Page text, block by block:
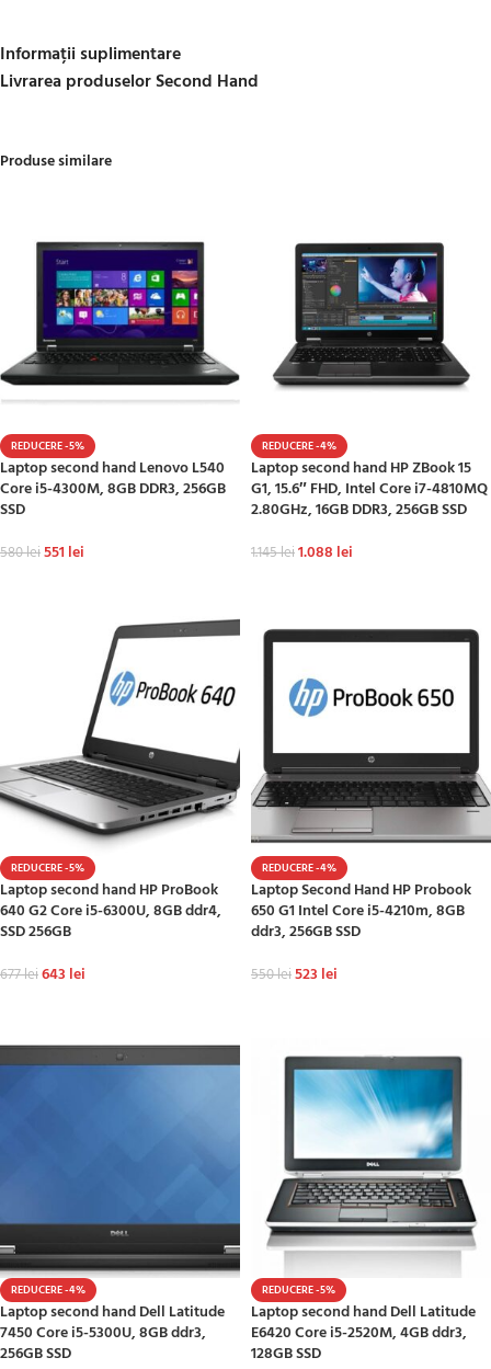
Informații suplimentare
Livrarea produselor Second Hand
Produse similare
REDUCERE -5%
Laptop second hand Lenovo L540
Core i5-4300M, 8GB DDR3, 256GB
SSD
580lei551 lei
REDUCERE -4%
Laptop second hand HP ZBook 15
G1, 15.6″ FHD, Intel Core i7-4810MQ
2.80GHz, 16GB DDR3, 256GB SSD
1.145lei1.088 lei
REDUCERE -5%
Laptop second hand HP ProBook
640 G2 Core i5-6300U, 8GB ddr4,
SSD 256GB
677lei643 lei
REDUCERE -4%
Laptop Second Hand HP Probook
650 G1 Intel Core i5-4210m, 8GB
ddr3, 256GB SSD
550lei523 lei
REDUCERE -4%
Laptop second hand Dell Latitude
7450 Core i5-5300U, 8GB ddr3,
256GB SSD
REDUCERE -5%
Laptop second hand Dell Latitude
E6420 Core i5-2520M, 4GB ddr3,
128GB SSD